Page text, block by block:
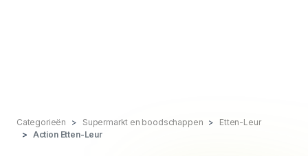
Categorieën Supermarkt en boodschappen
Etten-Leur
Action Etten-Leur